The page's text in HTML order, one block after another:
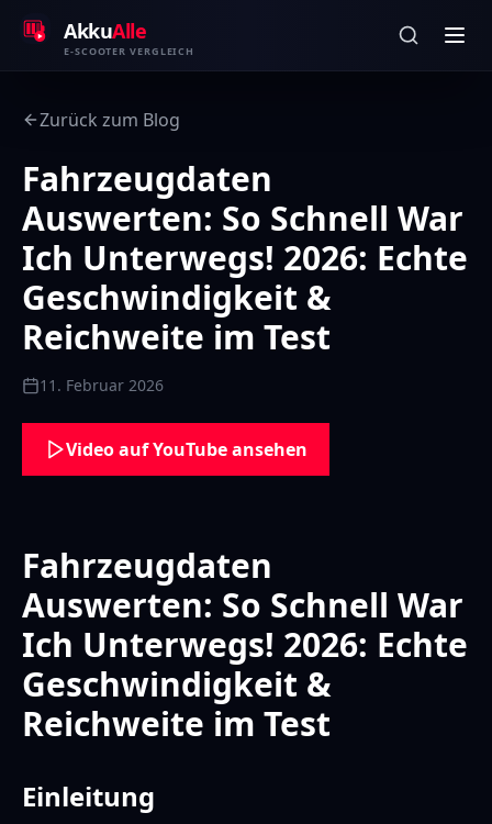
AkkuAlle
E-SCOOTER VERGLEICH
Zurück zum Blog
Fahrzeugdaten
Auswerten: So Schnell War
Ich Unterwegs! 2026: Echte
Geschwindigkeit &
Reichweite im Test
11. Februar 2026
Video auf YouTube ansehen
Fahrzeugdaten
Auswerten: So Schnell War
Ich Unterwegs! 2026: Echte
Geschwindigkeit &
Reichweite im Test
Einleitung